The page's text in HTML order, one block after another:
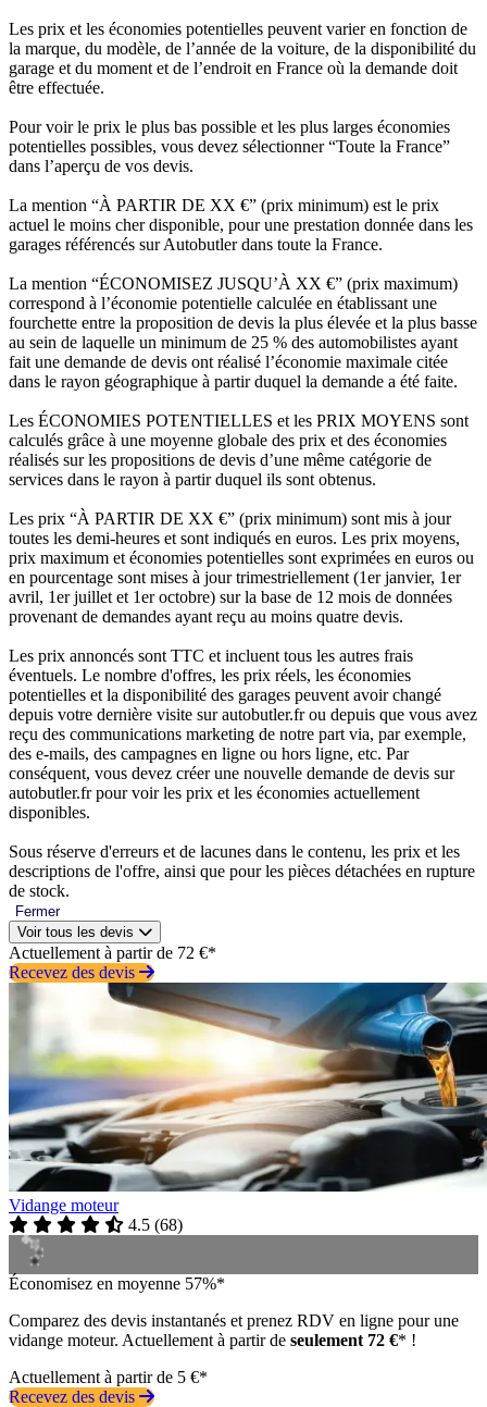
Les prix et les économies potentielles peuvent varier en fonction de
la marque, du modèle, de l’année de la voiture, de la disponibilité du
garage et du moment et de l’endroit en France où la demande doit
être effectuée.
Pour voir le prix le plus bas possible et les plus larges économies
potentielles possibles, vous devez sélectionner “Toute la France”
dans l’aperçu de vos devis.
La mention “À PARTIR DE XX €” (prix minimum) est le prix
actuel le moins cher disponible, pour une prestation donnée dans les
garages référencés sur Autobutler dans toute la France.
La mention “ÉCONOMISEZ JUSQU’À XX €” (prix maximum)
correspond à l’économie potentielle calculée en établissant une
fourchette entre la proposition de devis la plus élevée et la plus basse
au sein de laquelle un minimum de 25 % des automobilistes ayant
fait une demande de devis ont réalisé l’économie maximale citée
dans le rayon géographique à partir duquel la demande a été faite.
Les ÉCONOMIES POTENTIELLES et les PRIX MOYENS sont
calculés grâce à une moyenne globale des prix et des économies
réalisés sur les propositions de devis d’une même catégorie de
services dans le rayon à partir duquel ils sont obtenus.
Les prix “À PARTIR DE XX €” (prix minimum) sont mis à jour
toutes les demi-heures et sont indiqués en euros. Les prix moyens,
prix maximum et économies potentielles sont exprimées en euros ou
en pourcentage sont mises à jour trimestriellement (1er janvier, 1er
avril, 1er juillet et 1er octobre) sur la base de 12 mois de données
provenant de demandes ayant reçu au moins quatre devis.
Les prix annoncés sont TTC et incluent tous les autres frais
éventuels. Le nombre d'offres, les prix réels, les économies
potentielles et la disponibilité des garages peuvent avoir changé
depuis votre dernière visite sur autobutler.fr ou depuis que vous avez
reçu des communications marketing de notre part via, par exemple,
des e-mails, des campagnes en ligne ou hors ligne, etc. Par
conséquent, vous devez créer une nouvelle demande de devis sur
autobutler.fr pour voir les prix et les économies actuellement
disponibles.
Sous réserve d'erreurs et de lacunes dans le contenu, les prix et les
descriptions de l'offre, ainsi que pour les pièces détachées en rupture
de stock.
Fermer
Voir tous les devis
Actuellement à partir de 72 €*
Recevez des devis
Vidange moteur
4.5 (68)
Économisez en moyenne 57%*
Comparez des devis instantanés et prenez RDV en ligne pour une
vidange moteur. Actuellement à partir de seulement 72 €* !
Actuellement à partir de 5 €*
Recevez des devis